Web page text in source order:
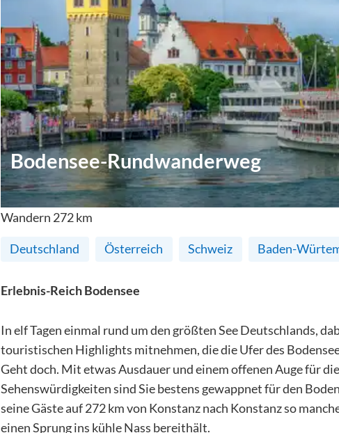
Bodensee-Rundwanderweg
Wandern 272km
Deutschland Österreich Schweiz Baden-
Erlebnis-Reich Bodensee
In elf Tagen einmal rund um den größten See Deutschlands,
touristischen Highlights mitnehmen, die die Ufer des
Geht doch. Mit etwas Ausdauer und einem offenen Auge für
Sehenswürdigkeiten sind Sie bestens gewappnet für den
seine Gäste auf 272 km von Konstanz nach Konstanz so
einen Sprung ins kühle Nass bereithält.